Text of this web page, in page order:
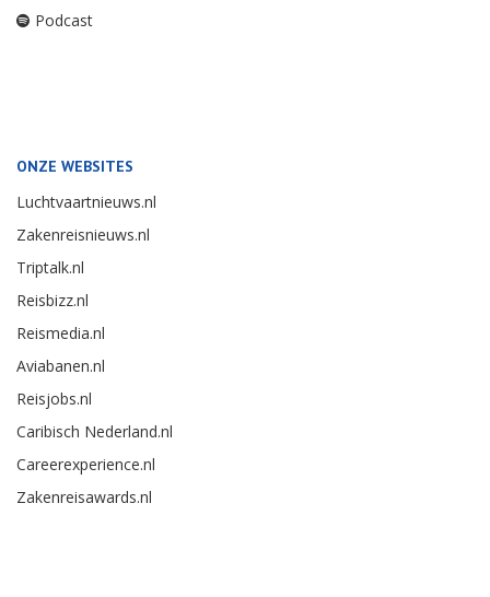
Podcast
ONZE WEBSITES
Luchtvaartnieuws.nl
Zakenreisnieuws.nl
Triptalk.nl
Reisbizz.nl
Reismedia.nl
Aviabanen.nl
Reisjobs.nl
Caribisch Nederland.nl
Careerexperience.nl
Zakenreisawards.nl